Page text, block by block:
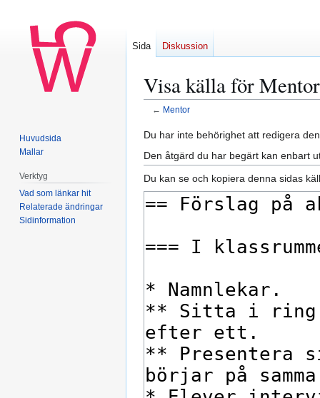
Visa källa för Mentor
← Mentor
Hoppa
till
navigering
Hoppa
till
sök
Du har inte behörighet att redigera
Den åtgärd du har begärt kan enbart
Du kan se och kopiera denna sidas
Sida Diskussion
Huvudsida
Mallar
Verktyg
Vad som länkar hit
Relaterade ändringar
Sidinformation